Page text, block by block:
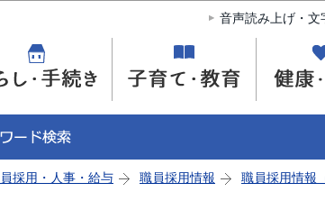
このページの本文へ移動
音声読み上げ・文
採用・人事・給与 職員採用情報
職員採用情報